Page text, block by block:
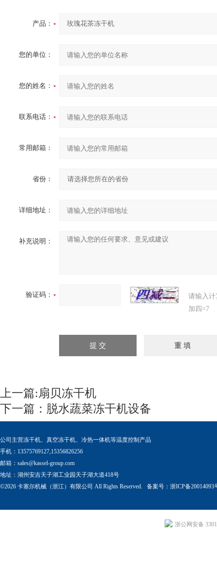
产品：
您的单位：
您的姓名：
联系电话：
常用邮箱：
省份：
详细地址：
补充说明：
验证码：
请输入
加四=7
上一篇:扇贝冻干机
下一篇： 脱水蔬菜冻干机设备
公司主营冻干机、真空冻干机、冷热一体机等温度控制产品
手机：13575769127,15356826256
邮箱： sales@kassel-group.com
地址：湖州安吉天子湖工业园天子湖大道418号
©2026 卡塞尔机械（浙江）有限公司 All Rights Reserved. 备案号： 浙ICP备20014093
浙公网安备